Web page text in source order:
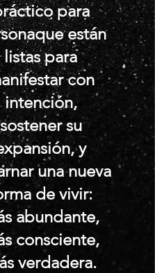
para
están
listas para
con
intención,
sostener su
y
una nueva
de vivir:
abundante,
consciente,
verdadera.